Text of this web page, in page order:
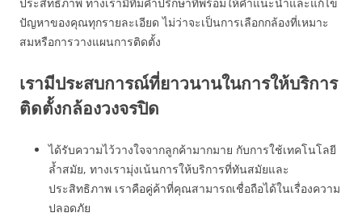
ปัญหาของคุณทุกรายละเอียด ไม่ว่าจะเป็นการเลือกกล้องที่เหมาะ
สมหรือการวางแผนการติดตั้ง
เรามีประสบการณ์ที่ยาวนานในการให้บริการ
ติดตั้งกล้องวงจรปิด
ได้รับความไว้วางใจจากลูกค้ามากมาย กับการใช้เทคโนโลยี
ล้ำสมัย, ทางเรามุ่งเน้นการให้บริการที่ทันสมัยและ
ประสิทธิภาพ เราคือคู่ค้าที่คุณสามารถเชื่อถือได้ในเรื่องความ
ปลอดภัย